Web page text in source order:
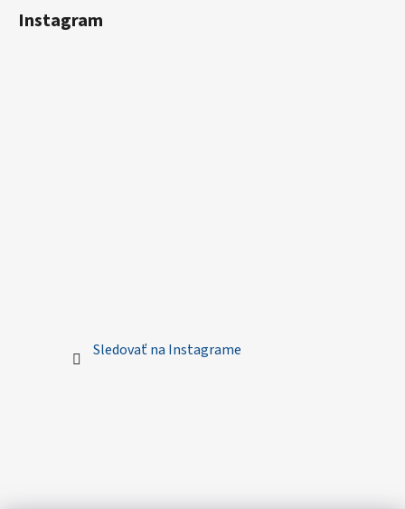
Instagram
Sledovať na Instagrame